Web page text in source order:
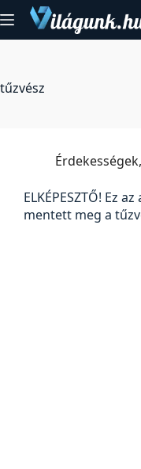
to
content
tűzvész
Érdekességek,
ELKÉPESZTŐ! Ez
mentett meg a